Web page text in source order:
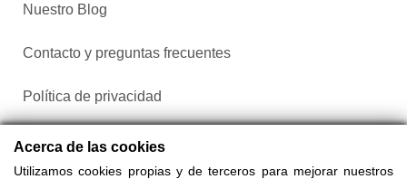
Nuestro Blog
Contacto y preguntas frecuentes
Política de privacidad
Configurar cookies
Acerca de las cookies
Utilizamos cookies propias y de terceros para mejorar nuestros